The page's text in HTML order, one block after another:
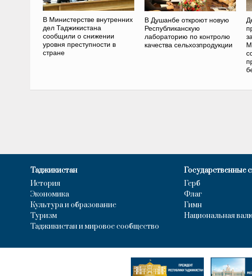
В Министерстве внутренних
дел Таджикистана
сообщили о снижении
уровня преступности в
стране
В Душанбе откроют новую
Республиканскую
лабораторию по контролю
качества сельхозпродукции
Таджикистан
История
Экономика
Культура и образование
Туризм
Таджикистан и мировое сообщество
Государственные
Герб
Флаг
Гимн
Национальная